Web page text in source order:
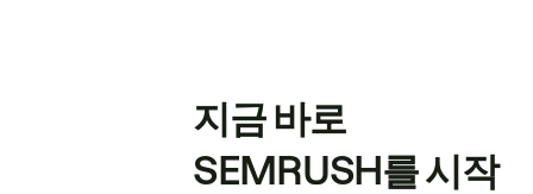
지금 바로
SEMRUSH를 시작